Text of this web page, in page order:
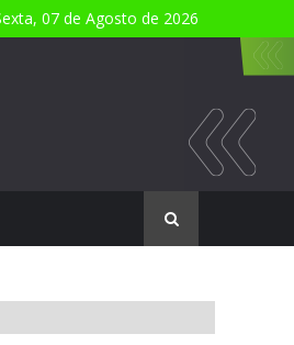
07 de Agosto de 2026